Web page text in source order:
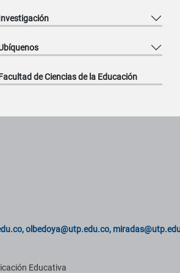
de Ciencias de la Educación
olbedoya@utp.edu.co,
Educativa